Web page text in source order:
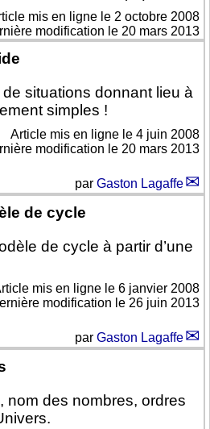
mis en ligne le 2 octobre 2008
modification le 20 mars 2013
situations donnant lieu à
simples !
Article mis en ligne le 4 juin 2008
modification le 20 mars 2013
par Gaston Lagaffe
de cycle
de cycle à partir d’une
mis en ligne le 6 janvier 2008
modification le 26 juin 2013
par Gaston Lagaffe
nom des nombres, ordres